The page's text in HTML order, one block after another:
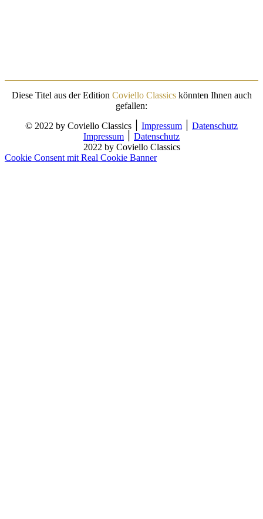
Diese Titel aus der Edition Coviello Classicskönnten Ihnen auch
gefallen:
Impressum
Datenschutz
Impressum
Datenschutz
2022 by Coviello Classics
Cookie Consent mit Real Cookie Banner